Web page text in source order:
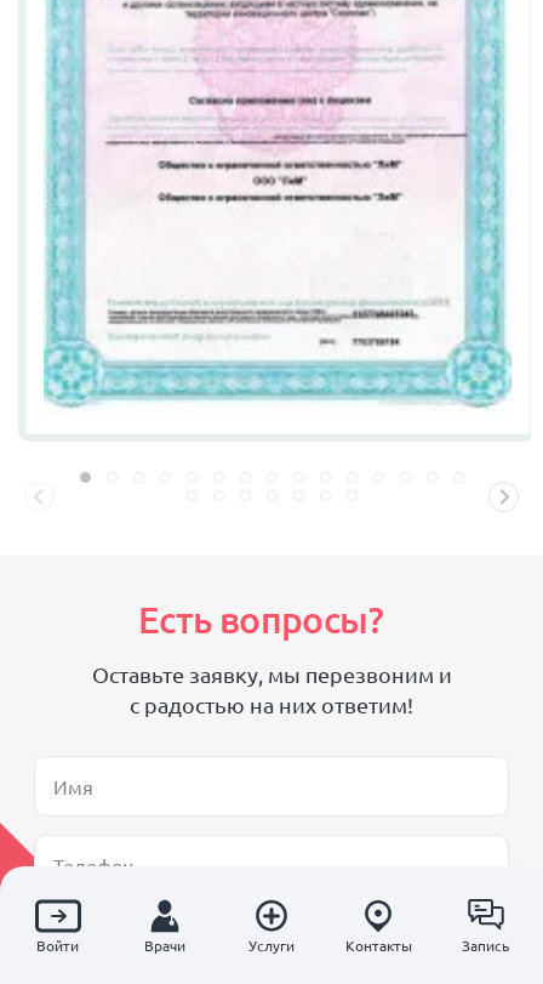
Есть вопросы?
Оставьте заявку, мы перезвоним и
с радостью на них ответим!
Отправить
Войти Врачи Услуги Контакты Запись